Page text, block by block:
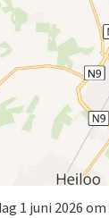
1 juni 2026